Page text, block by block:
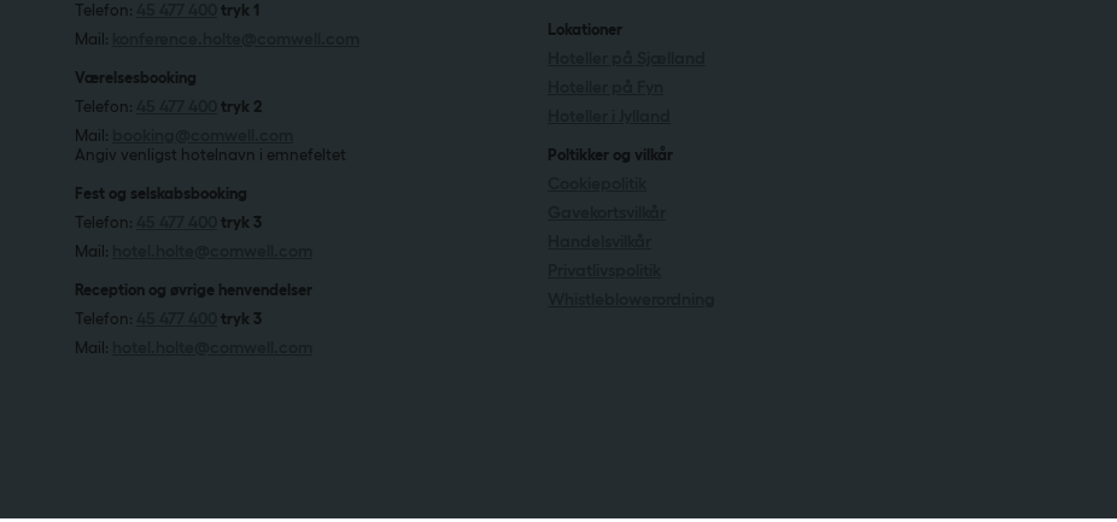
Telefon:
tryk 1
Mail:
Værelsesbooking
Telefon:
tryk 2
Mail:
Angiv venligst hotelnavn i emnefeltet
Fest og selskabsbooking
Telefon:
tryk 3
Mail:
Reception og øvrige henvendelser
Telefon:
tryk 3
Mail:
Lokationer
Poltikker og vilkår